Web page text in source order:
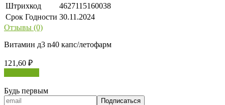
Штрихкод
4627115160038
Срок Годности 30.11.2024
Отзывы (0)
Витамин д3 n40 капс/летофарм
121,60 ₽
Будь первым